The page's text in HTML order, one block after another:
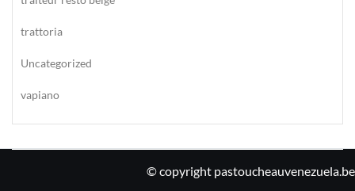
trattoria
Uncategorized
vapiano
© copyright pastoucheauvenezuela.be